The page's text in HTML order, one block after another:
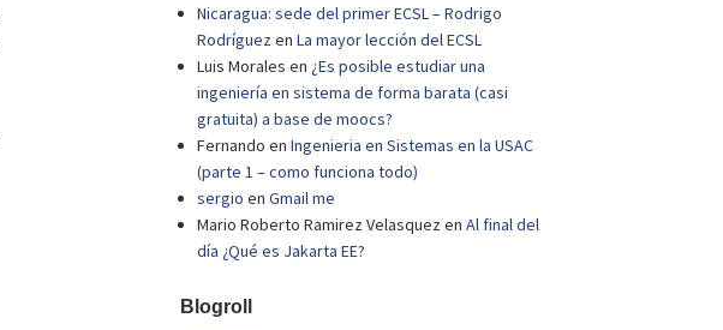
Nicaragua: sede del primer ECSL – Rodrigo
Rodríguezen La mayor lección del ECSL
Luis Morales en ¿Es posible estudiar una
ingeniería en sistema de forma barata (casi
gratuita) a base de moocs?
Fernando en Ingenieria en Sistemas en la USAC
(parte 1 – como funciona todo)
sergio en Gmail me
Mario Roberto Ramirez Velasquezen Al final del
día ¿Qué es Jakarta EE?
Blogroll